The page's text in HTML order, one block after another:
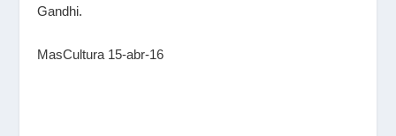
Gandhi.
MasCultura 15-abr-16